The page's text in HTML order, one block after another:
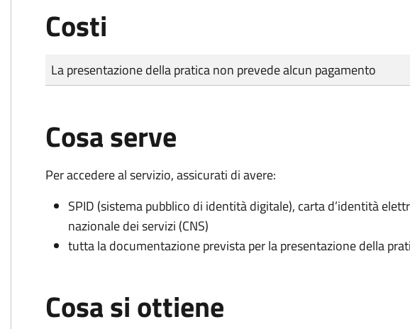
Costi
Tipo di pagamento
Importo
La presentazione della pratica non prevede alcun pagamento
Cosa serve
Per accedere al servizio, assicurati di avere:
SPID (sistema pubblico di identità digitale), carta d’identità
nazionale dei servizi (CNS)
tutta la documentazione prevista per la presentazione della
Cosa si ottiene